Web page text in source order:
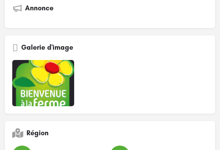
Annonce
Galerie d'image
Région